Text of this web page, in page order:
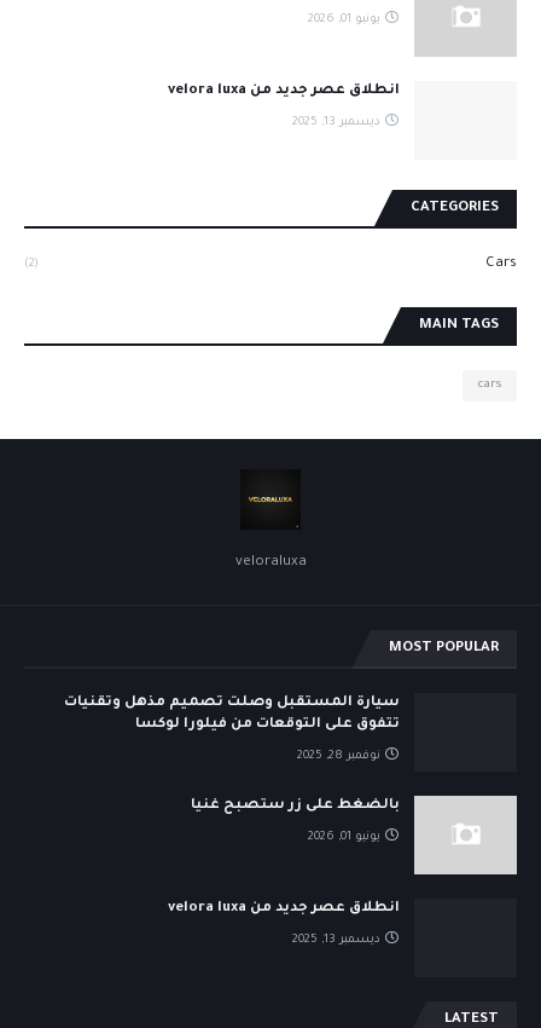
يونيو 01, 2026
انطلاق عصر جديد من velora luxa
ديسمبر 13, 2025
CATEGORIES
Cars
(2)
MAIN TAGS
cars
veloraluxa
MOST POPULAR
سيارة المستقبل وصلت تصميم مذهل وتقنيات
تتفوق على التوقعات من فيلورا لوكسا
نوفمبر 28, 2025
بالضغط على زر ستصبح غنيا
يونيو 01, 2026
انطلاق عصر جديد من velora luxa
ديسمبر 13, 2025
LATEST